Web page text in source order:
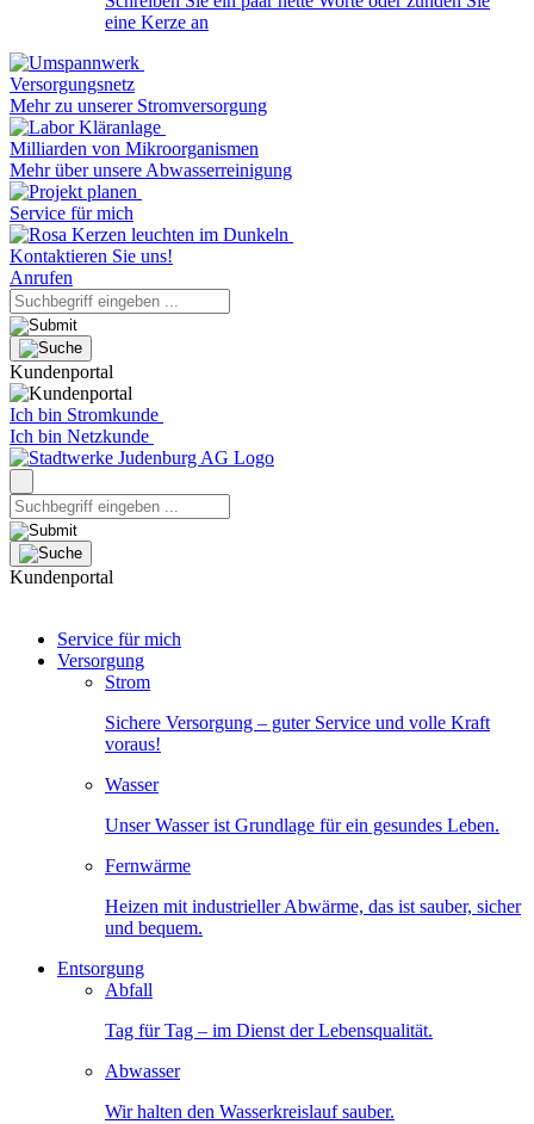
eine Kerze an
Versorgungsnetz
Mehr zu unserer Stromversorgung
Milliarden von Mikroorganismen
Mehr über unsere Abwasserreinigung
Service für mich
Kontaktieren Sie uns!
Anrufen
Kundenportal
Ich bin Stromkunde
Ich bin Netzkunde
Kundenportal
Service für mich
Versorgung
Strom
Sichere Versorgung – guter Service und volle Kraft
voraus!
Wasser
Unser Wasser ist Grundlage für ein gesundes Leben.
Fernwärme
Heizen mit industrieller Abwärme, das ist sauber, sicher
und bequem.
Entsorgung
Abfall
Tag für Tag – im Dienst der Lebensqualität.
Abwasser
Wir halten den Wasserkreislauf sauber.